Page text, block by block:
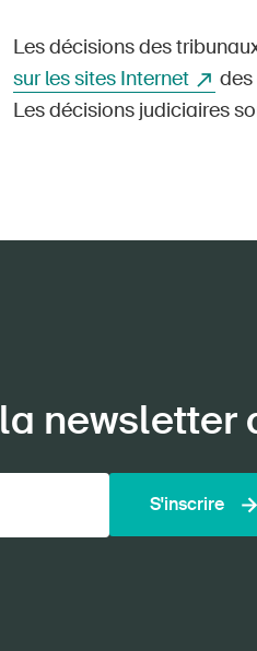
Les décisions des
sur les sites Internet
Les décisions judiciaires
newsletter
S'inscrire